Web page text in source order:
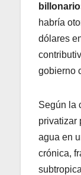
habría
dólares
gobierno
Según la
privatizar
agua en
crónica,